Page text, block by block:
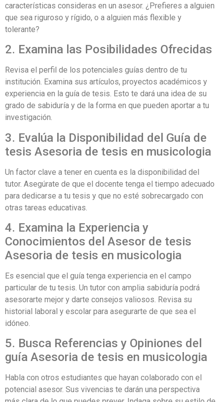
características consideras en un asesor. ¿Prefieres a alguien
que sea riguroso y rígido, o a alguien más flexible y
tolerante?
2. Examina las Posibilidades Ofrecidas
Revisa el perfil de los potenciales guías dentro de tu
institución. Examina sus artículos, proyectos académicos y
experiencia en la guía de tesis. Esto te dará una idea de su
grado de sabiduría y de la forma en que pueden aportar a tu
investigación.
3. Evalúa la Disponibilidad del Guía de
tesis Asesoria de tesis en musicologia
Un factor clave a tener en cuenta es la disponibilidad del
tutor. Asegúrate de que el docente tenga el tiempo adecuado
para dedicarse a tu tesis y que no esté sobrecargado con
otras tareas educativas.
4. Examina la Experiencia y
Conocimientos del Asesor de tesis
Asesoria de tesis en musicologia
Es esencial que el guía tenga experiencia en el campo
particular de tu tesis. Un tutor con amplia sabiduría podrá
asesorarte mejor y darte consejos valiosos. Revisa su
historial laboral y escolar para asegurarte de que sea el
idóneo.
5. Busca Referencias y Opiniones del
guía Asesoria de tesis en musicologia
Habla con otros estudiantes que hayan colaborado con el
potencial asesor. Sus vivencias te darán una perspectiva